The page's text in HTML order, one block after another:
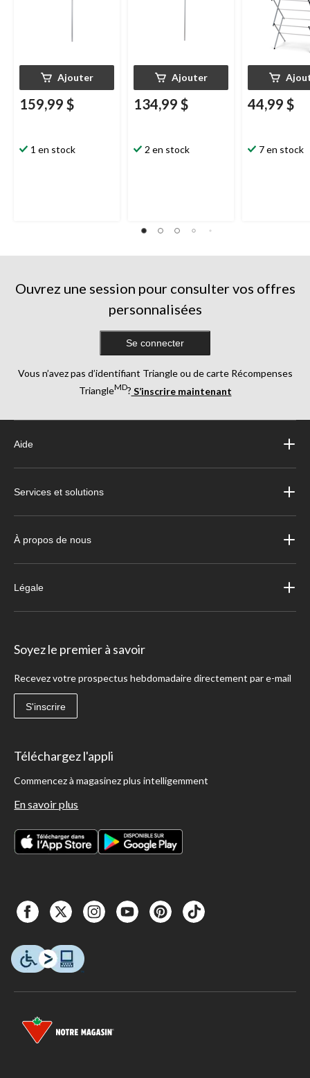
Ajouter
159,99 $
1 en stock
Ajouter
134,99 $
2 en stock
44,99 $
7 en stock
Ouvrez une session pour consulter vos offres
personnalisées
Se connecter
Vous n’avez pas d’identifiant Triangle ou de carte Récompenses
TriangleMD? S’inscrire maintenant
Aide
Services et solutions
À propos de nous
Légale
Soyez le premier à savoir
Recevez votre prospectus hebdomadaire directement par e-mail
S'inscrire
Téléchargez l'appli
Commencez à magasinez plus intelligemment
En savoir plus